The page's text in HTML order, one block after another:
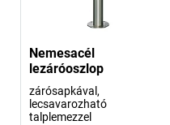
Nemesacél
lezáróoszlop
zárósapkával,
lecsavarozható
talplemezzel